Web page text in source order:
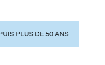
PLUS DE 50 ANS